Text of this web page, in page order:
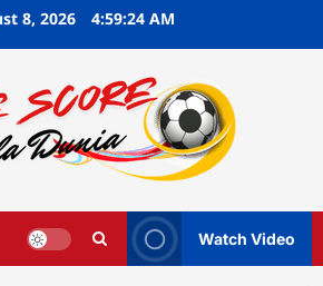
8, 2026 4:59:25 AM
Watch Video